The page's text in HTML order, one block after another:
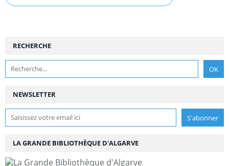
NEWSLETTER
RECHERCHE
LA GRANDE BIBLIOTHÈQUE D'ALGARVE